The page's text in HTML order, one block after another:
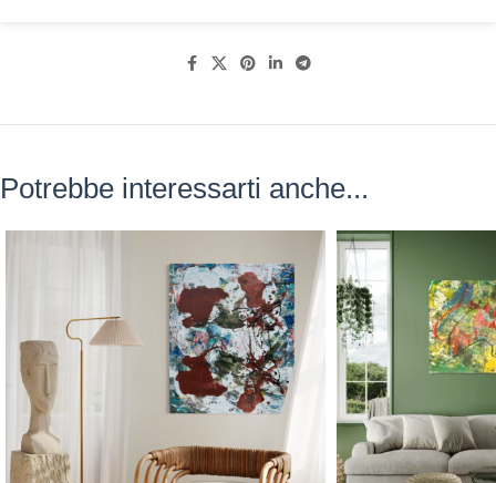
Potrebbe interessarti anche...